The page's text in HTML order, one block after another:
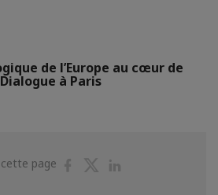
de l’Europe au cœur de
à Paris
page
PartagerPartager